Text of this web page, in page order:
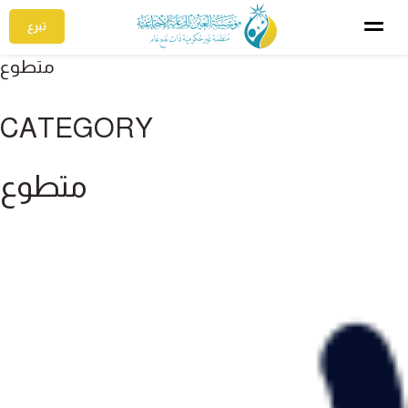
تبرع
متطوع
CATEGORY
متطوع